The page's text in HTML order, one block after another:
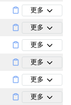
搜尋更多
更多
更多
更多
更多
更多